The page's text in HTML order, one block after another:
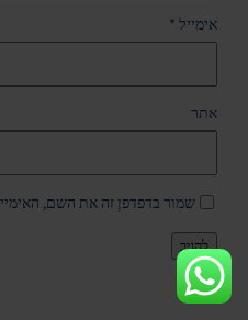
אימייל *
אתר
שמור בדפדפן זה את השם,